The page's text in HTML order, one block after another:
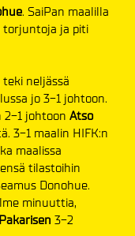
. SaiPan maalilla
torjuntoja ja piti
neljässä
jo 3-1 johtoon.
2-1 johtoon Atso
3-1 maalin HIFK:n
maalissa
tilastoihin
Donohue.
minuuttia,
3-2